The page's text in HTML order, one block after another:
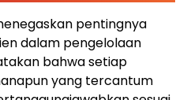
pentingnya
dalam pengelolaan
bahwa setiap
yang tercantum